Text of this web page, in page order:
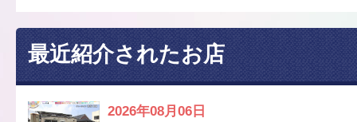
最近紹介されたお店
2026年08月06日